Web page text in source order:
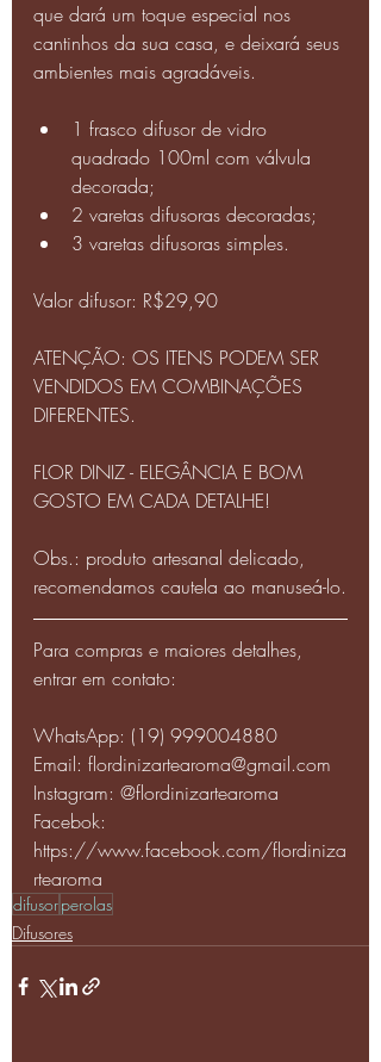
que dará um toque especial nos
cantinhos da sua casa, e deixará seus
ambientes mais agradáveis.
1 frasco difusor de vidro
quadrado 100ml com válvula
decorada;
2 varetas difusoras decoradas;
3 varetas difusoras simples.
Valor difusor: R$29,90
ATENÇÃO: OS ITENS PODEM SER
VENDIDOS EM COMBINAÇÕES
DIFERENTES.
FLOR DINIZ - ELEGÂNCIA E BOM
GOSTO EM CADA DETALHE!
Obs.: produto artesanal delicado,
recomendamos cautela ao manuseá-lo.
Para compras e maiores detalhes,
entrar em contato:
WhatsApp: (19) 999004880
Email: flordinizartearoma@gmail.com
Instagram: @flordinizartearoma
Facebok:
https://www.facebook.com/flordiniza
rtearoma
difusorperolas
Difusores